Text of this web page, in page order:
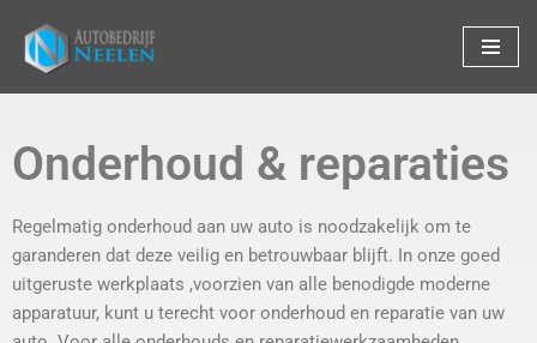
Ga
naar
inhoud
Onderhoud & reparaties
Regelmatig onderhoud aan uw auto is noodzakelijk om te
garanderen dat deze veilig en betrouwbaar blijft. In onze goed
uitgeruste werkplaats ,voorzien van alle benodigde moderne
apparatuur, kunt u terecht voor onderhoud en reparatie van uw